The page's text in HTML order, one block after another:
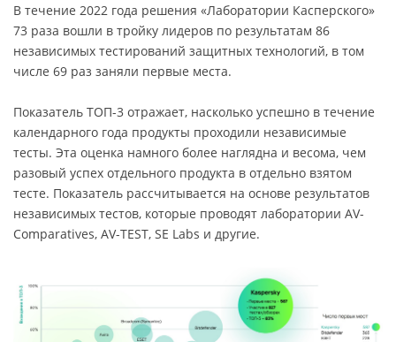
В течение 2022 года решения «Лаборатории Касперского»
73 раза вошли в тройку лидеров по результатам 86
независимых тестирований защитных технологий, в том
числе 69 раз заняли первые места.
Показатель ТОП-3 отражает, насколько успешно в течение
календарного года продукты проходили независимые
тесты. Эта оценка намного более наглядна и весома, чем
разовый успех отдельного продукта в отдельно взятом
тесте. Показатель рассчитывается на основе результатов
независимых тестов, которые проводят лаборатории AV-
Comparatives, AV-TEST, SE Labs и другие.